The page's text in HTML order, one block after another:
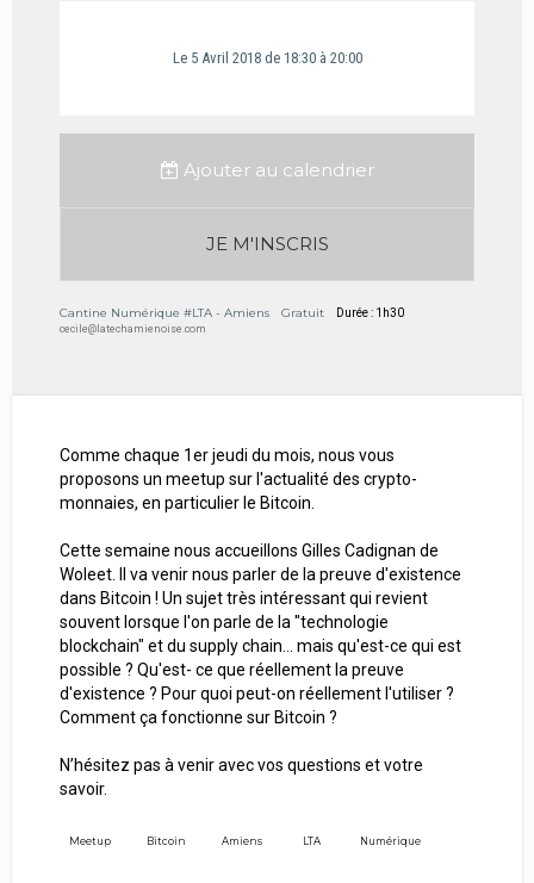
Le 5 Avril 2018 de 18:30 à 20:00
Ajouter au calendrier
JE M'INSCRIS
Cantine Numérique #LTA - Amiens Gratuit Durée : 1h30
cecile@latechamienoise.com
Comme chaque 1er jeudi du mois, nous vous
proposons un meetup sur l'actualité des crypto-
monnaies, en particulier le Bitcoin.
Cette semaine nous accueillons Gilles Cadignan de
Woleet. Il va venir nous parler de la preuve d'existence
dans Bitcoin ! Un sujet très intéressant qui revient
souvent lorsque l'on parle de la "technologie
blockchain" et du supply chain... mais qu'est-ce qui est
possible ? Qu'est- ce que réellement la preuve
d'existence ? Pour quoi peut-on réellement l'utiliser ?
Comment ça fonctionne sur Bitcoin ?
N’hésitez pas à venir avec vos questions et votre
savoir.
Meetup Bitcoin Amiens LTA Numérique